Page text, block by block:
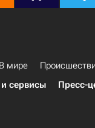
В мире
сервисы Пресс-